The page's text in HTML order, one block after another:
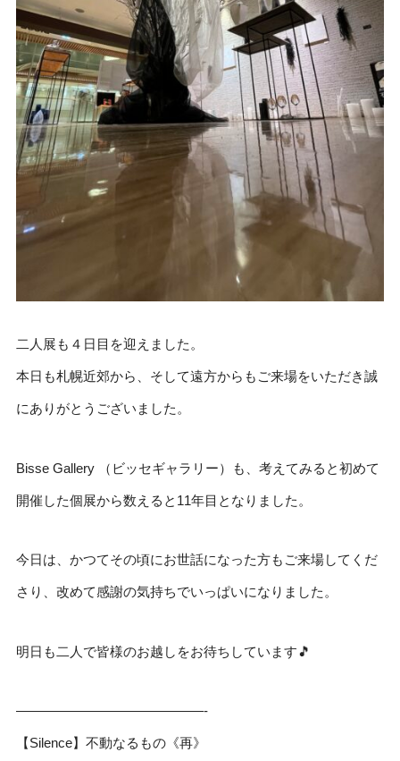
二人展も４日目を迎えました。
本日も札幌近郊から、そして遠方からもご来場をいただき誠
にありがとうございました。
Bisse Gallery （ビッセギャラリー）も、考えてみると初めて
開催した個展から数えると11年目となりました。
今日は、かつてその頃にお世話になった方もご来場してくだ
さり、改めて感謝の気持ちでいっぱいになりました。
明日も二人で皆様のお越しをお待ちしています🎵
——————————————-
【Silence】不動なるもの《再》